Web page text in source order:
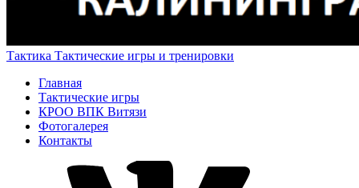
Тактика Тактические игры и тренировки
Главная
Тактические игры
КРОО ВПК Витязи
Фотогалерея
Контакты